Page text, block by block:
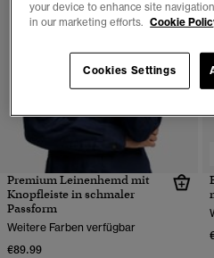
Premium Leinenhemd mit
Knopfleiste in schmaler
Passform
Weitere Farben verfügbar
€89.99
your device to enhance site
in our marketing efforts. Cookie
Cookies Settings